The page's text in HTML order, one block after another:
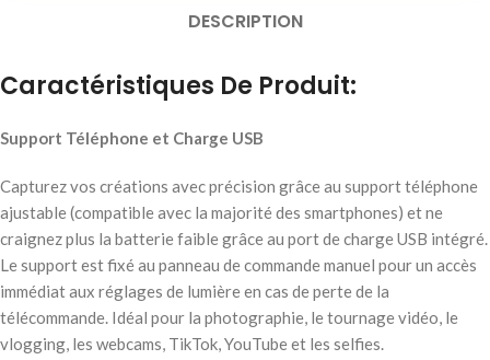
DESCRIPTION
Caractéristiques De Produit:
Support Téléphone et Charge USB
Capturez vos créations avec précision grâce au support téléphone
ajustable (compatible avec la majorité des smartphones) et ne
craignez plus la batterie faible grâce au port de charge USB intégré.
Le support est fixé au panneau de commande manuel pour un accès
immédiat aux réglages de lumière en cas de perte de la
télécommande. Idéal pour la photographie, le tournage vidéo, le
vlogging, les webcams, TikTok, YouTube et les selfies.